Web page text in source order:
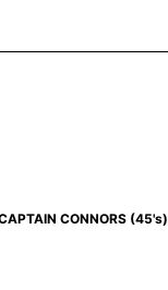
CONNORS (45's)